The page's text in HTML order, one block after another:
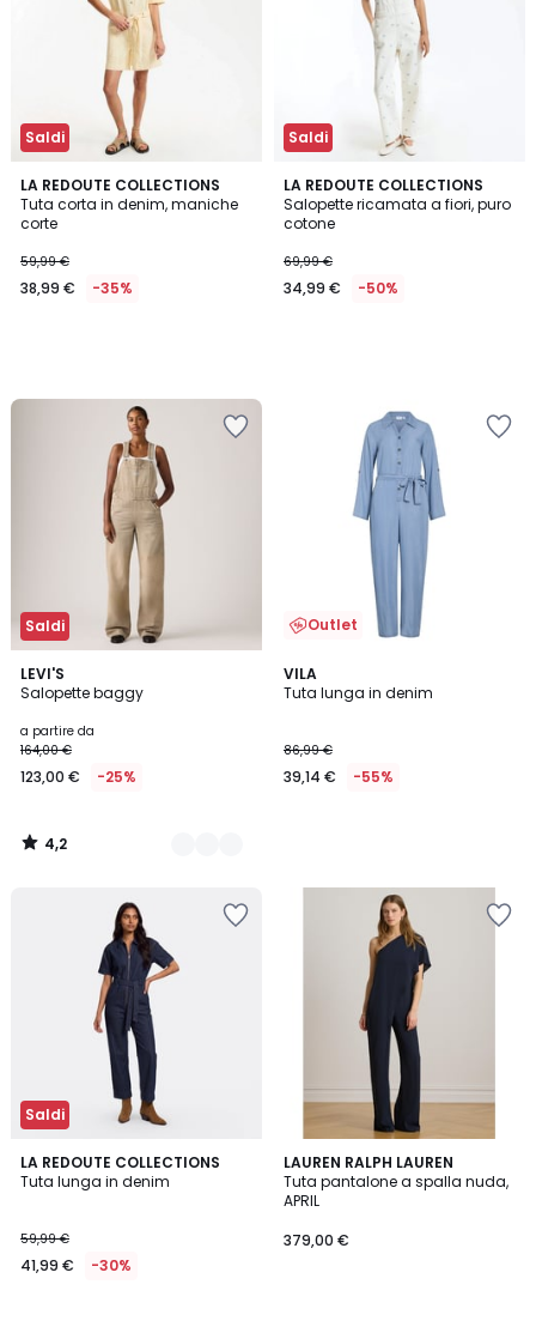
Saldi
LA REDOUTE COLLECTIONS
Tuta corta in denim, maniche
corte
59,99 €
38,99 € -35%
Saldi
LA REDOUTE COLLECTIONS
Salopette ricamata a fiori, puro
cotone
69,99 €
34,99 € -50%
Saldi
LEVI'S
Salopette baggy
a partire da
164,00 €
123,00 € -25%
4,2
/ 5
2
Colori
4,2
/
Outlet
VILA
Tuta lunga in denim
86,99 €
39,14 € -55%
Saldi
LA REDOUTE COLLECTIONS
Tuta lunga in denim
59,99 €
41,99 € -30%
5
/
LAUREN RALPH LAUREN
Tuta pantalone a spalla nuda,
APRIL
379,00 €
5
/
5